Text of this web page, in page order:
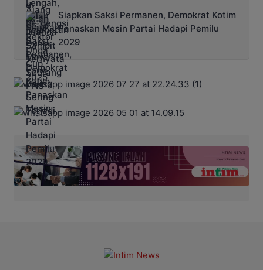
Siapkan Saksi Permanen, Demokrat Kotim
Panaskan Mesin Partai Hadapi Pemilu
2029